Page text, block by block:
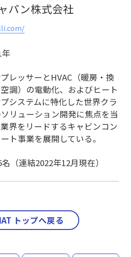
パン株式会社
レッサーとHVAC（暖房・換
調）の電動化、およびヒート
システムに特化した世界クラ
リューション開発に焦点を当
界をリードするキャビンコン
ト事業を展開している。
（連結2022年12月現在）
トップへ戻る